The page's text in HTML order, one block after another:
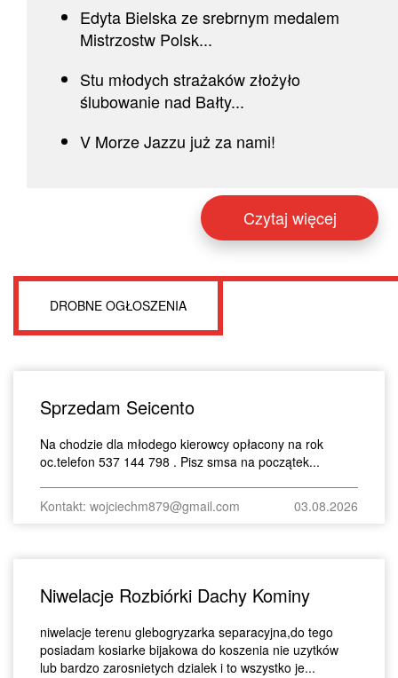
Edyta Bielska ze srebrnym medalem
Mistrzostw Polsk...
Stu młodych strażaków złożyło
ślubowanie nad Bałty...
V Morze Jazzu już za nami!
Czytaj więcej
DROBNE OGŁOSZENIA
Sprzedam Seicento
Na chodzie dla młodego kierowcy opłacony na rok
oc.telefon 537 144 798 . Pisz smsa na początek...
Kontakt: wojciechm879@gmail.com 03.08.2026
Niwelacje Rozbiórki Dachy Kominy
niwelacje terenu glebogryzarka separacyjna,do tego
posiadam kosiarke bijakowa do koszenia nie uzytków
lub bardzo zarosnietych dzialek i to wszystko je...